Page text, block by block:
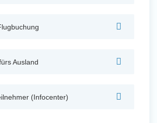
Engagieren
Initiativbewerbung
Ausland
(Infocenter)